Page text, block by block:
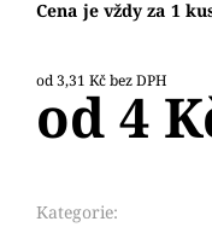
Cena je vždy za 1
od 3,31 Kč bez DPH
od 4
Kategorie: